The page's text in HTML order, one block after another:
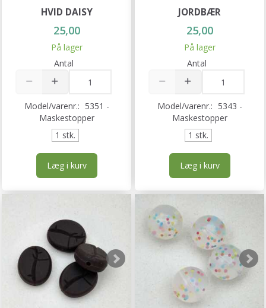
HVID DAISY
25,00
På lager
Antal
Model/varenr.: 5351 -
Maskestopper
1 stk.
Læg i kurv
JORDBÆR
25,00
På lager
Antal
Model/varenr.: 5343 -
Maskestopper
1 stk.
Læg i kurv